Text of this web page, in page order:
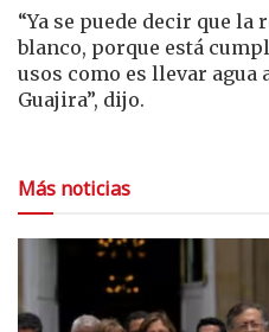
“Ya se puede decir que la
blanco, porque está
usos como es llevar agua
Guajira”, dijo.
Más noticias